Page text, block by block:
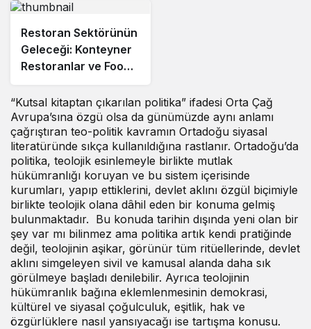
Restoran Sektörünün
Geleceği: Konteyner
Restoranlar ve Food
Başlıyor
“Kutsal kitaptan çıkarılan politika” ifadesi Orta Çağ
Avrupa’sına özgü olsa da günümüzde aynı anlamı
çağrıştıran teo-politik kavramın Ortadoğu siyasal
literatüründe sıkça kullanıldığına rastlanır. Ortadoğu’da
politika, teolojik esinlemeyle birlikte mutlak
hükümranlığı koruyan ve bu sistem içerisinde
kurumları, yapıp ettiklerini, devlet aklını özgül biçimiyle
birlikte teolojik olana dâhil eden bir konuma gelmiş
bulunmaktadır. Bu konuda tarihin dışında yeni olan bir
şey var mı bilinmez ama politika artık kendi pratiğinde
değil, teolojinin aşikar, görünür tüm ritüellerinde, devlet
aklını simgeleyen sivil ve kamusal alanda daha sık
görülmeye başladı denilebilir. Ayrıca teolojinin
hükümranlık bağına eklemlenmesinin demokrasi,
kültürel ve siyasal çoğulculuk, eşitlik, hak ve
özgürlüklere nasıl yansıyacağı ise tartışma konusu.